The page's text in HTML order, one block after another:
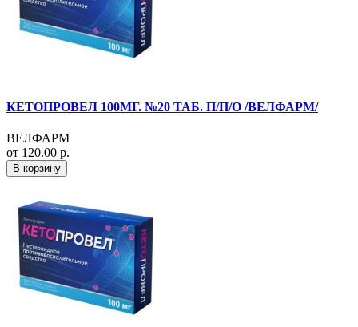
КЕТОПРОВЕЛ 100МГ. №20 ТАБ. П/П/О /ВЕЛФАРМ/
ВЕЛФАРМ
от 120.00 р.
В корзину